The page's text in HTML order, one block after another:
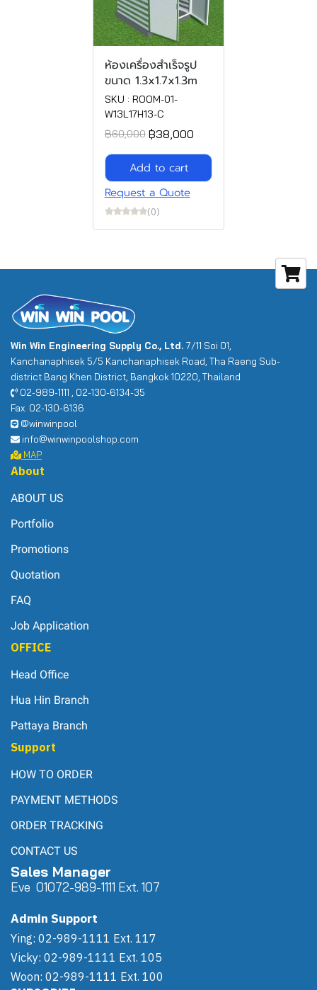
ห้องเครื่องสำเร็จรูป
ขนาด 1.3x1.7x1.3m
SKU : ROOM-01-
W13L17H13-C
฿60,000 ฿38,000
Add to cart
Request a Quote
(0)
Win Win Engineering Supply Co., Ltd. 7/11 Soi 01,
Kanchanaphisek 5/5 Kanchanaphisek Road, Tha Raeng Sub-
district Bang Khen District, Bangkok 10220, Thailand
02-989-1111 , 02-130-6134-35
Fax. 02-130-6136
@winwinpool
info@winwinpoolshop.com
MAP
About
ABOUT US
Portfolio
Promotions
Quotation
FAQ
Job Application
OFFICE
Head Office
Hua Hin Branch
Pattaya Branch
Support
HOW TO ORDER
PAYMENT METHODS
ORDER TRACKING
CONTACT US
Sales Manager
Eve 01072-989-1111 Ext. 107
Admin Support
Ying: 02-989-1111 Ext. 117
Vicky: 02-989-1111 Ext. 105
Woon: 02-989-1111 Ext. 100